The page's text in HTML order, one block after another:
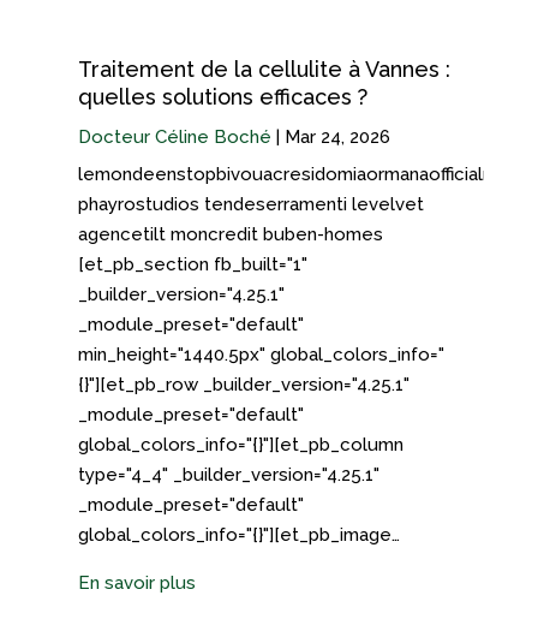
Traitement de la cellulite à Vannes :
quelles solutions efficaces ?
Docteur Céline Boché | Mar 24, 2026
phayrostudios tendeserramenti levelvet
agencetilt moncredit buben-homes
[et_pb_section fb_built="1"
_builder_version="4.25.1"
_module_preset="default"
min_height="1440.5px" global_colors_info="
{}"][et_pb_row _builder_version="4.25.1"
_module_preset="default"
global_colors_info="{}"][et_pb_column
type="4_4" _builder_version="4.25.1"
_module_preset="default"
global_colors_info="{}"][et_pb_image…
En savoir plus